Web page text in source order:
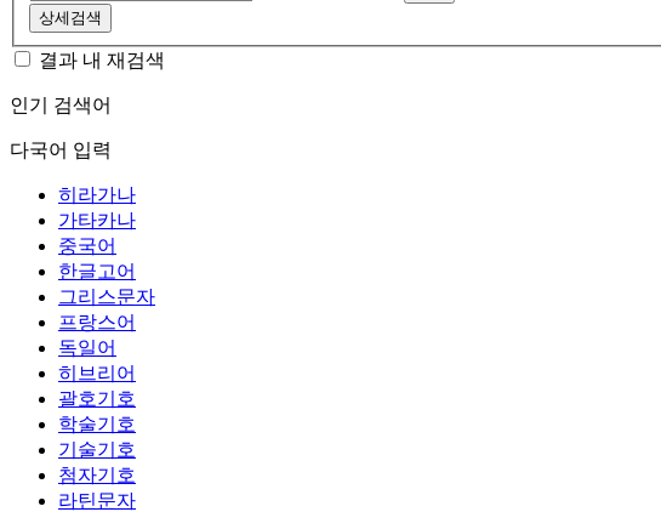
상세검색
결과 내 재검색
인기 검색어
다국어 입력
히라가나
가타카나
중국어
한글고어
그리스문자
프랑스어
독일어
히브리어
괄호기호
학술기호
기술기호
첨자기호
라틴문자